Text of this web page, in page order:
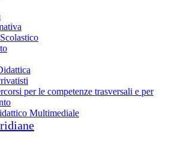
per le competenze trasversali e per
Multimediale